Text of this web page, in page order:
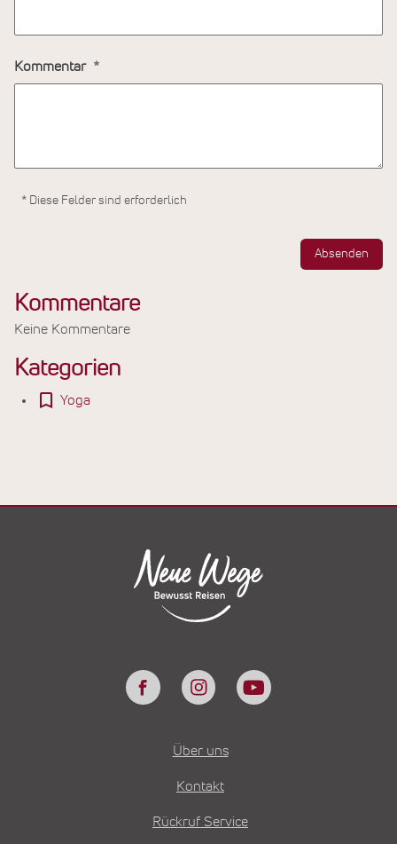
Kommentar
* Diese Felder sind erforderlich
Absenden
Kommentare
Keine Kommentare
Kategorien
Yoga
Über uns
Kontakt
Rückruf Service